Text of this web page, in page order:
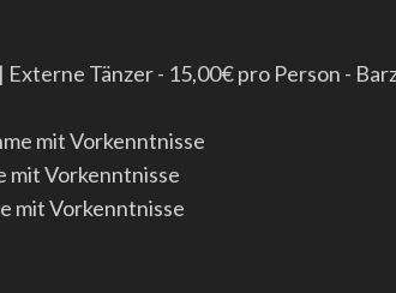
Tänzer - 15,00€ pro Person -
mit Vorkenntnisse
mit Vorkenntnisse
mit Vorkenntnisse